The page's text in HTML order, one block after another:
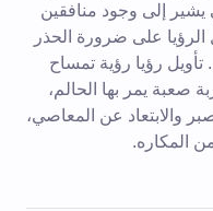
يشير إلى وجود منافقين
على ضرورة الحذر
رؤيا رؤية تمساح
صعبة يمر بها الحالم،
والابتعاد عن المعاصي،
المكاره.